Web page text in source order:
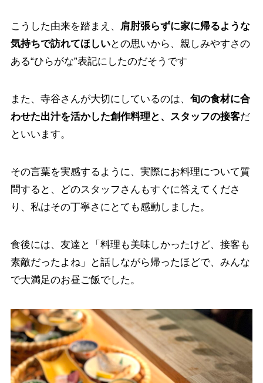
こうした由来を踏まえ、
肩肘張らずに家に帰るような
気持ちで訪れてほしいとの思いから、親しみやすさの
ある“ひらがな”表記にしたのだそうです
また、寺谷さんが大切にしているのは、 旬の食材に合
わせた出汁を活かした創作料理と、スタッフの接客だ
といいます。
その言葉を実感するように、実際にお料理について質
問すると、どのスタッフさんもすぐに答えてくださ
り、私はその丁寧さにとても感動しました。
食後には、友達と「料理も美味しかったけど、接客も
素敵だったよね」と話しながら帰ったほどで、みんな
で大満足のお昼ご飯でした。